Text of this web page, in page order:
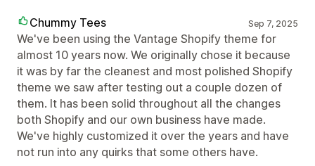
Chummy Tees Sep 7, 2025
We've been using the Vantage Shopify theme for
almost 10 years now. We originally chose it because
it was by far the cleanest and most polished Shopify
theme we saw after testing out a couple dozen of
them. It has been solid throughout all the changes
both Shopify and our own business have made.
We've highly customized it over the years and have
not run into any quirks that some others have.